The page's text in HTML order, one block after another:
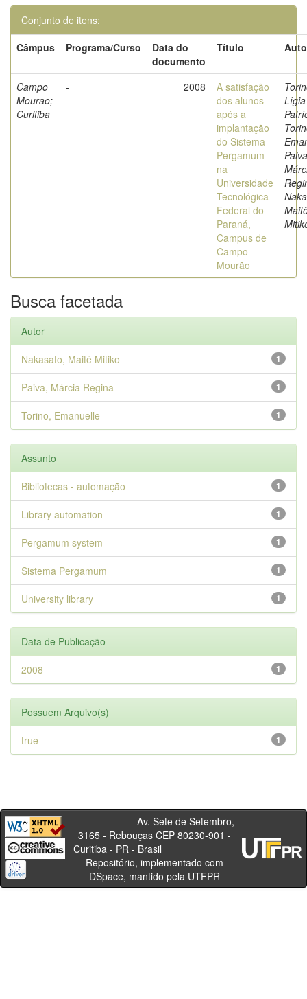
Conjunto de itens:
Câmpus
Programa/Curso
Data do
documento
Título
Campo
Mourao;
Curitiba
- 2008
A satisfação
dos alunos
após a
implantação
do Sistema
Pergamum
na
Universidade
Tecnológica
Federal do
Paraná,
Campus de
Campo
Mourão
Lígia
Busca facetada
Autor
1
Nakasato, Maitê Mitiko
1
Paiva, Márcia Regina
1
Torino, Emanuelle
Assunto
1
Bibliotecas - automação
1
Library automation
1
Pergamum system
1
Sistema Pergamum
1
University library
Data de Publicação
1
2008
Possuem Arquivo(s)
1
true
Av. Sete de Setembro,
3165 - Rebouças CEP 80230-901 -
Curitiba - PR - Brasil
Repositório, implementado com
DSpace, mantido pela UTFPR